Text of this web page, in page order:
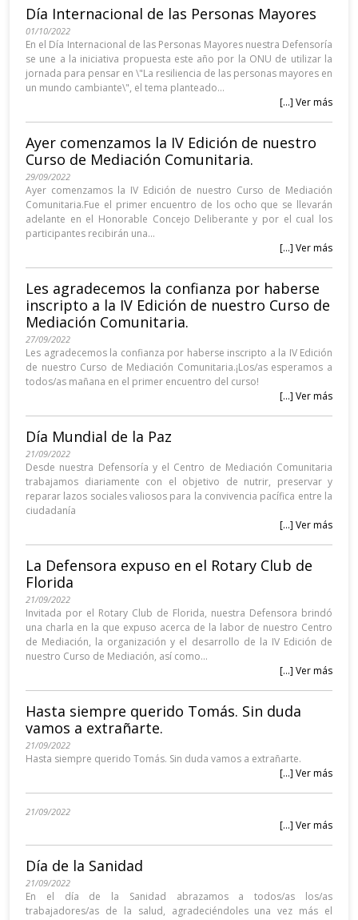
Día Internacional de las Personas Mayores
01/10/2022
En el Día Internacional de las Personas Mayores nuestra Defensoría
se une a la iniciativa propuesta este año por la ONU de utilizar la
jornada para pensar en \"La resiliencia de las personas mayores en
un mundo cambiante\", el tema planteado...
[...] Ver más
Ayer comenzamos la IV Edición de nuestro
Curso de Mediación Comunitaria.
29/09/2022
Ayer comenzamos la IV Edición de nuestro Curso de Mediación
Comunitaria.Fue el primer encuentro de los ocho que se llevarán
adelante en el Honorable Concejo Deliberante y por el cual los
participantes recibirán una...
[...] Ver más
Les agradecemos la confianza por haberse
inscripto a la IV Edición de nuestro Curso de
Mediación Comunitaria.
27/09/2022
Les agradecemos la confianza por haberse inscripto a la IV Edición
de nuestro Curso de Mediación Comunitaria.¡Los/as esperamos a
todos/as mañana en el primer encuentro del curso!
[...] Ver más
Día Mundial de la Paz
21/09/2022
Desde nuestra Defensoría y el Centro de Mediación Comunitaria
trabajamos diariamente con el objetivo de nutrir, preservar y
reparar lazos sociales valiosos para la convivencia pacífica entre la
ciudadanía
[...] Ver más
La Defensora expuso en el Rotary Club de
Florida
21/09/2022
Invitada por el Rotary Club de Florida, nuestra Defensora brindó
una charla en la que expuso acerca de la labor de nuestro Centro
de Mediación, la organización y el desarrollo de la IV Edición de
nuestro Curso de Mediación, así como...
[...] Ver más
Hasta siempre querido Tomás. Sin duda
vamos a extrañarte.
21/09/2022
Hasta siempre querido Tomás. Sin duda vamos a extrañarte.
[...] Ver más
21/09/2022
[...] Ver más
Día de la Sanidad
21/09/2022
En el día de la Sanidad abrazamos a todos/as los/as
trabajadores/as de la salud, agradeciéndoles una vez más el